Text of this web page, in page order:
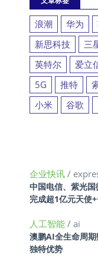
浪潮 华为
新思科技
三
英特尔
爱立
5G
推特
小米
谷歌
企业快讯 /
中国电信、紫光
完成超1亿元天使
人工智能 / ai
澳鹏AI全生命周
独特优势